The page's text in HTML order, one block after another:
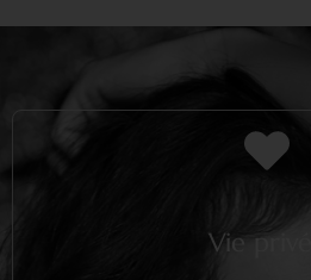
Vie privée